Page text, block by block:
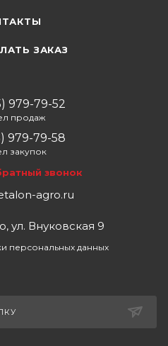
ЗАКАЗ
979-79-52
продаж
979-79-58
закупок
звонок
agro.ru
ул. Внуковская 9
персональных данных